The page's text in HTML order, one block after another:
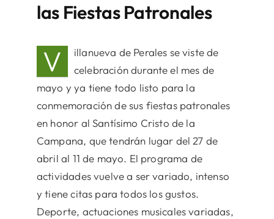
las Fiestas Patronales
V
illanueva de Perales se viste de
celebración durante el mes de
mayo y ya tiene todo listo para la
conmemoración de sus fiestas patronales
en honor al Santísimo Cristo de la
Campana, que tendrán lugar del 27 de
abril al 11 de mayo. El programa de
actividades vuelve a ser variado, intenso
y tiene citas para todos los gustos.
Deporte, actuaciones musicales variadas,